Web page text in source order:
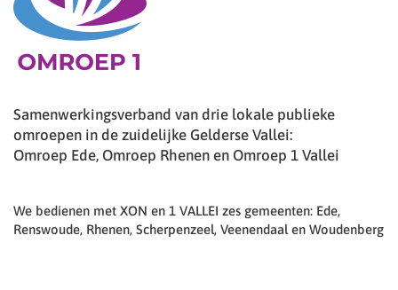
Samenwerkingsverband van drie lokale publieke
omroepen in de zuidelijke Gelderse Vallei:
Omroep Ede, Omroep Rhenen en Omroep 1 Vallei
We bedienen met XON en 1 VALLEI zes gemeenten: Ede,
Renswoude, Rhenen, Scherpenzeel, Veenendaal en Woudenberg